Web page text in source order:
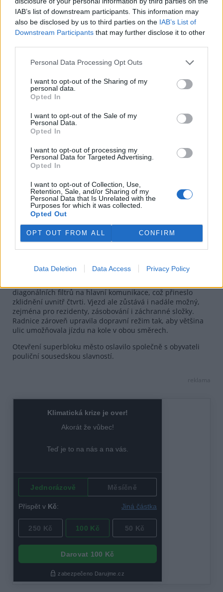
IAB’s list of downstream participants. This information may
also be disclosed by us to third parties on the IAB’s List of
Downstream Participants that may further disclose it to other
Personal Data Processing Opt Outs
I want to opt-out of the Sharing of my
personal data.
Opted In
I want to opt-out of the Sale of my
Personal Data.
Opted In
I want to opt-out of processing my
Personal Data for Targeted Advertising.
Opted In
I want to opt-out of Collection, Use,
Retention, Sale, and/or Sharing of my
Personal Data that Is Unrelated with the
Purposes for which it was collected.
Opted Out
OPT OUT FROM ALL CONFIRM
Data Deletion Data Access Privacy Policy
Foto |MA 28/Fürthner / Mezinárodní kancelář města Vídně v Praze
Radnice doplnila superblok o řadu volnočasových prvků.
Přibyly tu desítky laviček i herní zóny pro děti. Ochlazení v
horkých dnech zajistí mimo jiné dva potůčky, pergoly s
mlhovými tryskami, mlžítka, vodní prvky a pítka.
Foto |MA 28/Fürthner / Mezinárodní kancelář města Vídně v Praze
Zásadní součást realizace představovalo omezení tranzitní
diagonálních filtrů na hlavní komunikace, což přineslo
zklidnění uvnitř čtvrti. Vjezd ale zůstává i nadále možný,
zejména pro rezidenty, zásobování i záchranné složky.
Radnice zároveň upravila dopravní režim tak, aby většina
ulic umožňovala jízdu na kole v obou směrech.
Otevření superbloku město oslavilo společně s obyvateli
pouliční sousedskou slavností.
reklama